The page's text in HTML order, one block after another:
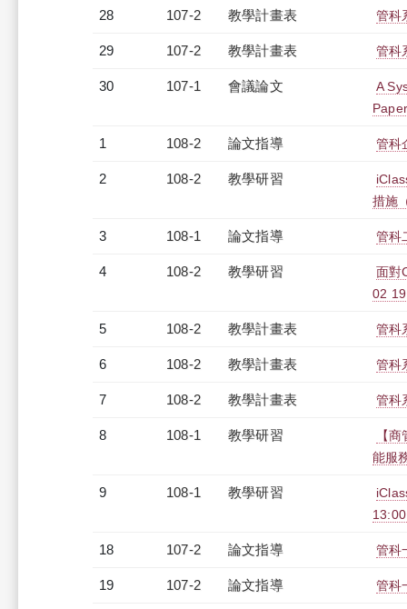
28 107-2 教學計畫表 管科
29 107-2 教學計畫表 管科
30 107-1 會議論文
A
1 108-2 論文指導 管科
2 108-2 教學研習
措施
3 108-1 論文指導 管科
4 108-2 教學研習
面對
02
5 108-2 教學計畫表 管科
6 108-2 教學計畫表 管科
7 108-2 教學計畫表 管科
8 108-1 教學研習
【
能服
9 108-1 教學研習
18 107-2 論文指導 管科
19 107-2 論文指導 管科